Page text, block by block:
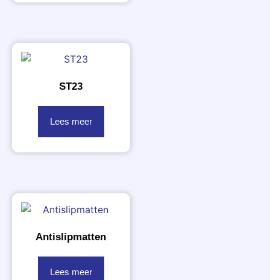
ST23
Lees meer
Antislipmatten
Lees meer